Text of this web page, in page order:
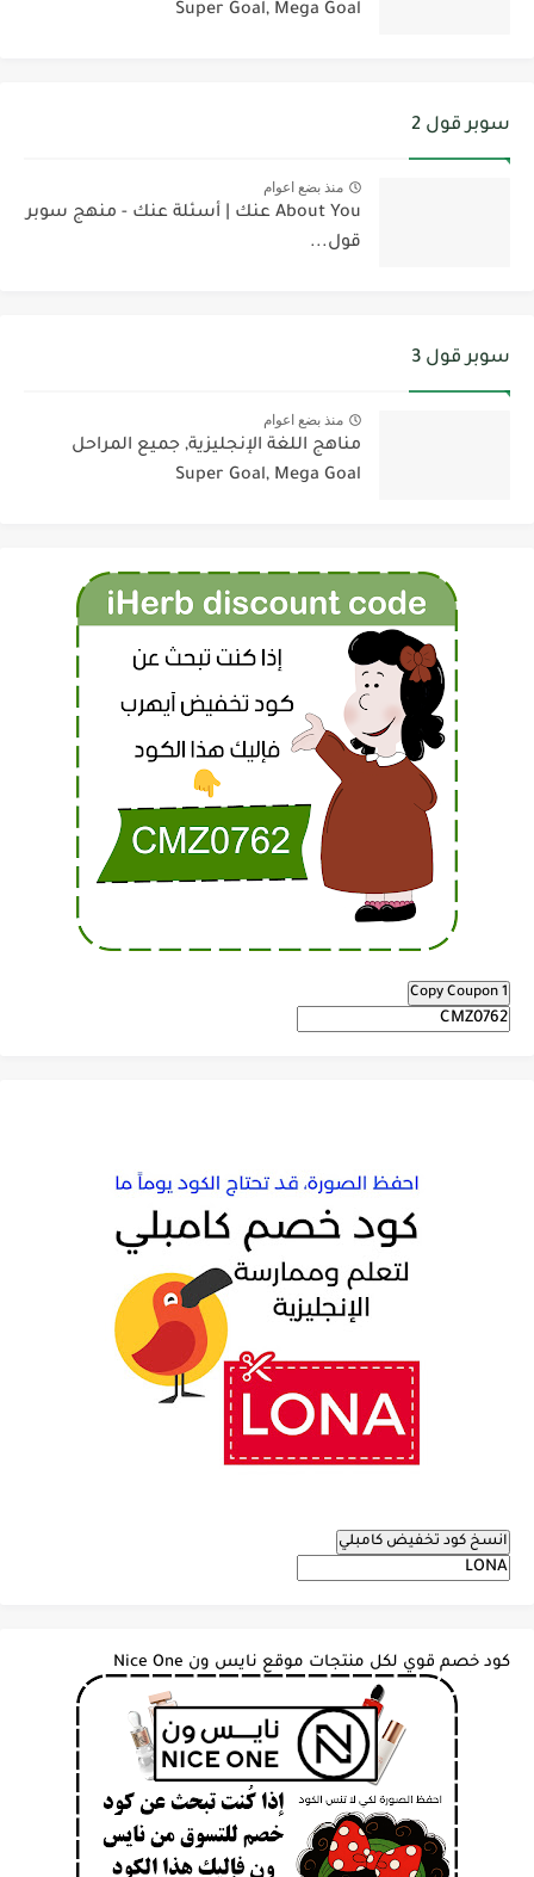
Super Goal, Mega Goal
سوبر قول 2
منذ بضع اعوام
About You عنك | أسئلة عنك - منهج سوبر
قول...
سوبر قول 3
منذ بضع اعوام
مناهج اللغة الإنجليزية, جميع المراحل
Super Goal, Mega Goal
Copy Coupon 1
انسخ كود تخفيض كامبلي
كود خصم قوي لكل منتجات موقع نايس ون Nice One